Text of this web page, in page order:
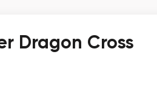
Dragon Cross